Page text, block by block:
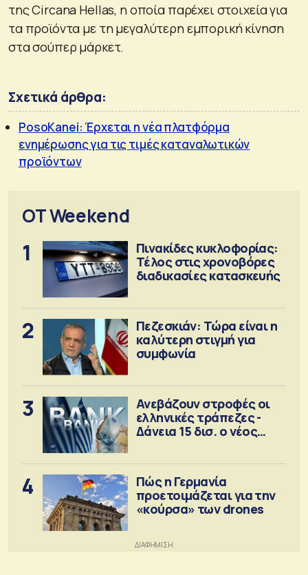
της Circana Hellas, η οποία παρέχει στοιχεία για
τα προϊόντα με τη μεγαλύτερη εμπορική κίνηση
στα σούπερ μάρκετ.
Σχετικά άρθρα:
PosoKanei: Έρχεται η νέα πλατφόρμα
ενημέρωσης για τις τιμές καταναλωτικών
προϊόντων
OT Weekend
1
Πινακίδες κυκλοφορίας:
Τέλος στις χρονοβόρες
διαδικασίες κατασκευής
2
Πεζεσκιάν: Τώρα είναι η
καλύτερη στιγμή για
συμφωνία
3
Ανεβάζουν στροφές οι
ελληνικές τράπεζες -
Δάνεια 15 δισ. ο νέος
4
Πώς η Γερμανία
προετοιμάζεται για την
«κούρσα» των drones